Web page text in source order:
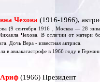
Чехова (1916-1966),
(9 сентября 1916 , Москва — 28
Чехова. В отличии от матери
Дочь Вера - известная актриса.
в авиакатастрофе в 1966 году в
Ариф(1966) Президент